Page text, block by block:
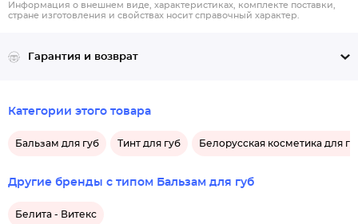
Информация о внешнем виде, характеристиках, комплекте поставки,
стране изготовления и свойствах носит справочный характер.
Гарантия и возврат
Категории этого товара
Бальзам для губ Тинт для губ Белорусская косметика для
Другие бренды с типом Бальзам для губ
Белита - Витекс